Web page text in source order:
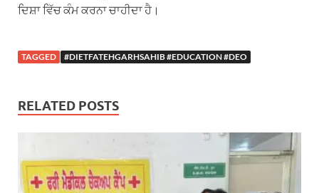
ਦਿਸ਼ਾ ਵਿੱਚ ਕੰਮ ਕਰਨਾ ਚਾਹੀਦਾ ਹੈ।
TAGGED #DIETFATEHGARHSAHIB #EDUCATION #DEO
RELATED POSTS